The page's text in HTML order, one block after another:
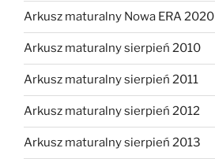
Arkusz maturalny Nowa ERA 2020
Arkusz maturalny sierpień 2010
Arkusz maturalny sierpień 2011
Arkusz maturalny sierpień 2012
Arkusz maturalny sierpień 2013